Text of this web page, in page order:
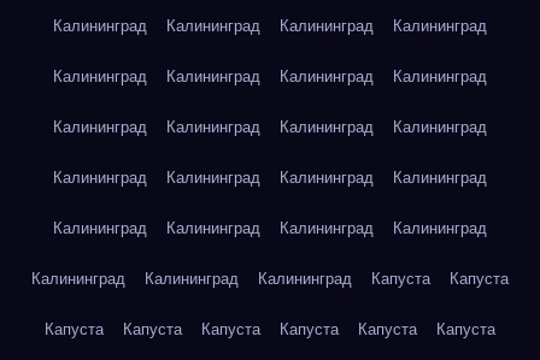
Калининград Калининград Калининград Калининград
Калининград Калининград Калининград Калининград
Калининград Калининград Калининград Калининград
Калининград Калининград Калининград Калининград
Калининград Калининград Калининград Калининград
Калининград Калининград Калининград Капуста Капуста
Капуста Капуста Капуста Капуста Капуста Капуста